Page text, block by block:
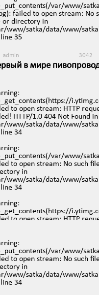
satka74.ru/images/video/99-
views/mobreporter/
var/www/
failed to open stream: No
or directory in
www/satka/data/www/
35
admin 3042
в мире
images/video/
views/mobreporter/
satka74.ru/images/video/96-
views/mobreporter/
:
to open stream: HTTP
HTTP/1.0 404 Not Found in
www/satka/data/www/
34
:
var/www/
to open stream: No such
in
www/satka/data/www/
34
:
to open stream: HTTP
www/satka/data/www/
line35
:
var/www/
failed to open stream: No
or directory in
www/satka/data/www/
mqdefault.jpg):
views/mobreporter/
:
var/www/
to open stream: No such
in
www/satka/data/www/
34